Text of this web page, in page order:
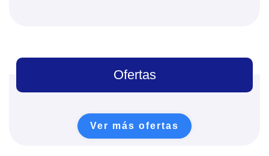
Ofertas
Ver más ofertas